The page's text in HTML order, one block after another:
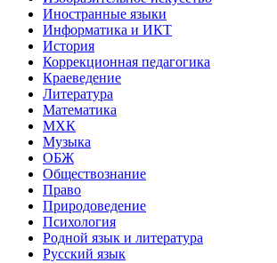
Иностранные языки
Информатика и ИКТ
История
Коррекционная педагогика
Краеведение
Литература
Математика
МХК
Музыка
ОБЖ
Обществознание
Право
Природоведение
Психология
Родной язык и литература
Русский язык